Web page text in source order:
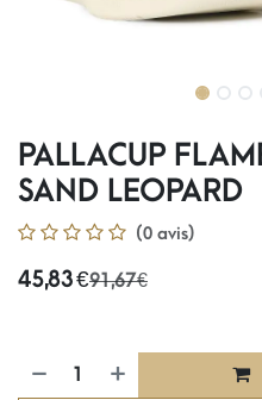
PALLACUP
SAND LEOPARD
(0 avis)
45,83€91,67€